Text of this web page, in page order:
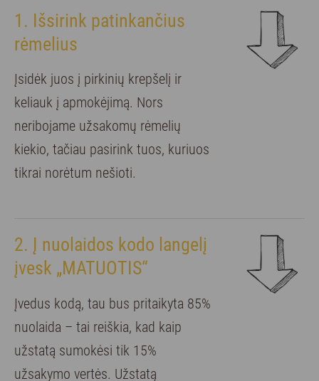
1. Išsirink patinkančius
rėmelius
Įsidėk juos į pirkinių krepšelį ir
keliauk į apmokėjimą. Nors
neribojame užsakomų rėmelių
kiekio, tačiau pasirink tuos, kuriuos
tikrai norėtum nešioti.
2. Į nuolaidos kodo langelį
įvesk „MATUOTIS“
Įvedus kodą, tau bus pritaikyta 85%
nuolaida – tai reiškia, kad kaip
užstatą sumokėsi tik 15%
užsakymo vertės. Užstatą